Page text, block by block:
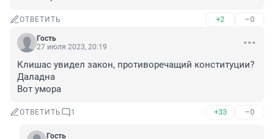
ОТВЕТИТЬ +2 –0
Гость
27 июля 2023, 20:19
Клишас увидел закон, противоречащий конституции?
Даладна
Вот умора
ОТВЕТИТЬ 1 +33 –0
Гость